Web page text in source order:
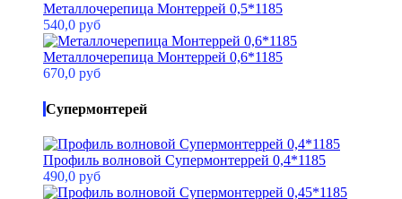
Металлочерепица Монтеррей 0,5*1185
540,0 руб
Металлочерепица Монтеррей 0,6*1185
670,0 руб
Супермонтерей
Профиль волновой Супермонтеррей 0,4*1185
490,0 руб